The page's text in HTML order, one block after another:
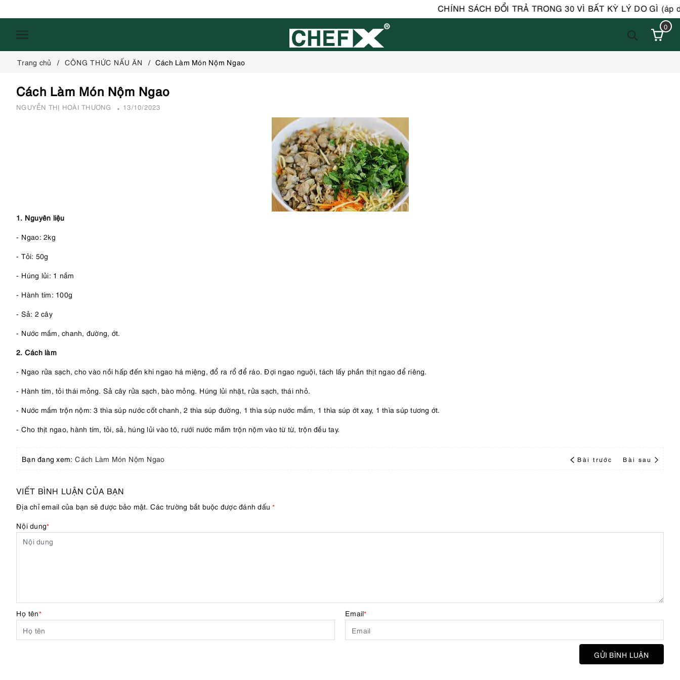
CHÍNH SÁCH ĐỔI TRẢ TRONG 30 VÌ BẤT KỲ LÝ DO GÌ (áp
0
Trang chủ CÔNG THỨC NẤU ĂN Cách Làm Món Nộm Ngao
Cách Làm Món Nộm Ngao
NGUYỄN THỊ HOÀI THƯƠNG 13/10/2023
1. Nguyên liệu
- Ngao: 2kg
- Tỏi: 50g
- Húng lủi: 1 nắm
- Hành tím: 100g
- Sả: 2 cây
- Nước mắm, chanh, đường, ớt.
2. Cách làm
- Ngao rửa sạch, cho vào nồi hấp đến khi ngao há miệng, đổ ra rổ để ráo. Đợi ngao nguội, tách lấy phần thịt ngao để riêng.
- Hành tím, tỏi thái mỏng. Sả cây rửa sạch, bào mỏng. Húng lủi nhặt, rửa sạch, thái nhỏ.
- Nước mắm trộn nộm: 3 thìa súp nước cốt chanh, 2 thìa súp đường, 1 thìa súp nước mắm, 1 thìa súp ớt xay, 1 thìa súp tương ớt.
- Cho thịt ngao, hành tím, tỏi, sả, húng lủi vào tô, rưới nước mắm trộn nộm vào từ từ, trộn đều tay.
Bạn đang xem: Cách Làm Món Nộm Ngao Bài trước Bài sau
VIẾT BÌNH LUẬN CỦA BẠN
Địa chỉ email của bạn sẽ được bảo mật. Các trường bắt buộc được đánh dấu*
Nội dung*
Họ tên* Email*
GỬI BÌNH LUẬN